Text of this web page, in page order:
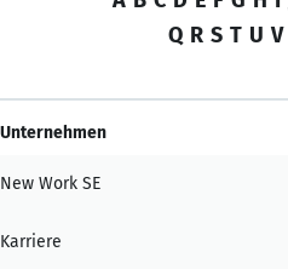
Q R S T U V
Unternehmen
New Work SE
Karriere